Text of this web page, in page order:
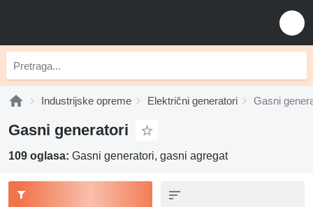
Industrijske opreme Električni generatori Gasni
Gasni generatori
109 oglasa: Gasni generatori, gasni agregat